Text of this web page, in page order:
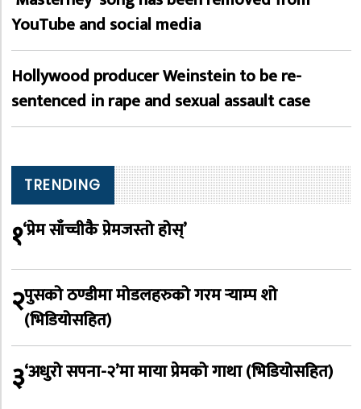
YouTube and social media
Hollywood producer Weinstein to be re-
sentenced in rape and sexual assault case
TRENDING
१‘प्रेम साँच्चीकै प्रेमजस्तो होस्’
२पुसको ठण्डीमा मोडलहरुको गरम र्‍याम्प शो
(भिडियोसहित)
३‘अधुरो सपना-२’मा माया प्रेमको गाथा (भिडियोसहित)